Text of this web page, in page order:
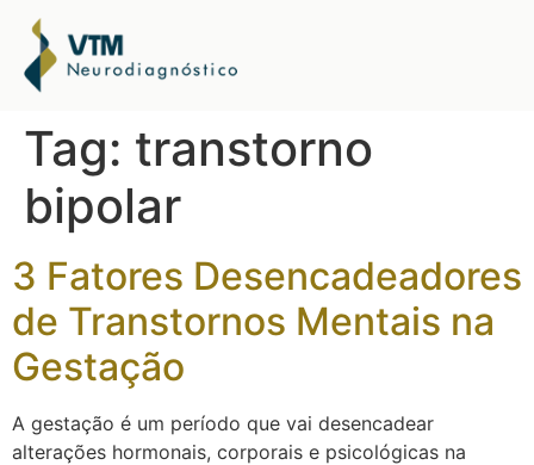
Tag: transtorno
bipolar
3 Fatores Desencadeadores
de Transtornos Mentais na
Gestação
A gestação é um período que vai desencadear
alterações hormonais, corporais e psicológicas na